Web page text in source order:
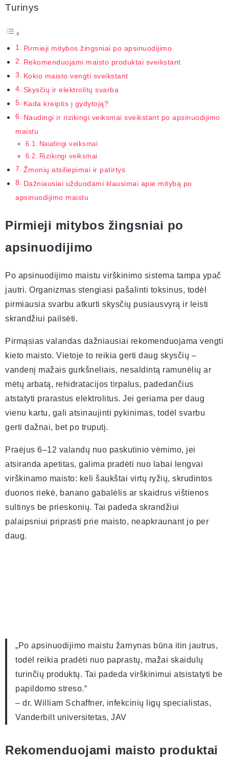
Turinys
Pirmieji mitybos žingsniai po apsinuodijimo
Rekomenduojami maisto produktai sveikstant
Kokio maisto vengti sveikstant
Skysčių ir elektrolitų svarba
Kada kreiptis į gydytoją?
Naudingi ir rizikingi veiksmai sveikstant po apsinuodijimo
maistu
Naudingi veiksmai
Rizikingi veiksmai
Žmonių atsiliepimai ir patirtys
Dažniausiai užduodami klausimai apie mitybą po
apsinuodijimo maistu
Pirmieji mitybos žingsniai po
apsinuodijimo
Po apsinuodijimo maistu virškinimo sistema tampa ypač
jautri. Organizmas stengiasi pašalinti toksinus, todėl
pirmiausia svarbu atkurti skysčių pusiausvyrą ir leisti
skrandžiui pailsėti.
Pirmąsias valandas dažniausiai rekomenduojama vengti
kieto maisto. Vietoje to reikia gerti daug skysčių –
vandenį mažais gurkšneliais, nesaldintą ramunėlių ar
mėtų arbatą, rehidratacijos tirpalus, padedančius
atstatyti prarastus elektrolitus. Jei geriama per daug
vienu kartu, gali atsinaujinti pykinimas, todėl svarbu
gerti dažnai, bet po truputį.
Praėjus 6–12 valandų nuo paskutinio vėmimo, jei
atsiranda apetitas, galima pradėti nuo labai lengvai
virškinamo maisto: keli šaukštai virtų ryžių, skrudintos
duonos riekė, banano gabalėlis ar skaidrus vištienos
sultinys be prieskonių. Tai padeda skrandžiui
palaipsniui priprasti prie maisto, neapkraunant jo per
daug.
„Po apsinuodijimo maistu žarnynas būna itin jautrus,
todėl reikia pradėti nuo paprastų, mažai skaidulų
turinčių produktų. Tai padeda virškinimui atsistatyti be
papildomo streso.“
– dr. William Schaffner, infekcinių ligų specialistas,
Vanderbilt universitetas, JAV
Rekomenduojami maisto produktai